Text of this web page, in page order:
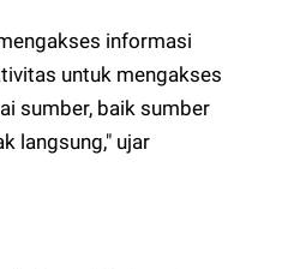
informasi
untuk mengakses
sumber, baik sumber
langsung," ujar